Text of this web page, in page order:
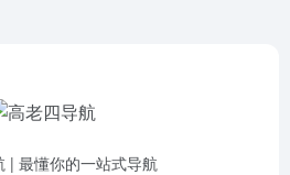
| 最懂你的一站式导航